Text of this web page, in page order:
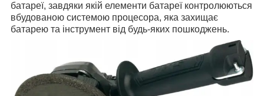
батареї, завдяки якій елементи батареї контролюються
вбудованою системою процесора, яка захищає
батарею та інструмент від будь-яких пошкоджень.